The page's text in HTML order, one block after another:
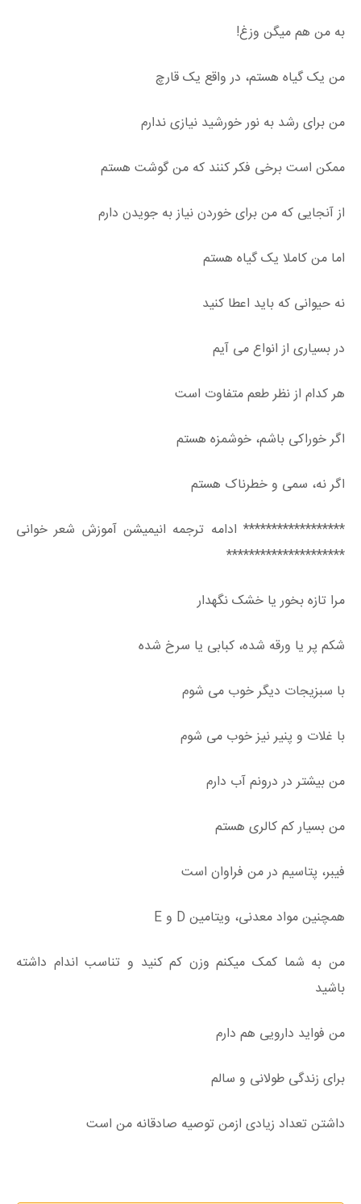
به من هم میگن وزغ!
من یک گیاه هستم، در واقع یک قارچ
من برای رشد به نور خورشید نیازی ندارم
ممکن است برخی فکر کنند که من گوشت هستم
از آنجایی که من برای خوردن نیاز به جویدن دارم
اما من کاملا یک گیاه هستم
نه حیوانی که باید اعطا کنید
در بسیاری از انواع می آیم
هر کدام از نظر طعم متفاوت است
اگر خوراکی باشم، خوشمزه هستم
اگر نه، سمی و خطرناک هستم
****************** ادامه ترجمه انیمیشن آموزش شعر خوانی
*********************
مرا تازه بخور یا خشک نگهدار
شکم پر یا ورقه شده، کبابی یا سرخ شده
با سبزیجات دیگر خوب می شوم
با غلات و پنیر نیز خوب می شوم
من بیشتر در درونم آب دارم
من بسیار کم کالری هستم
فیبر، پتاسیم در من فراوان است
همچنین مواد معدنی، ویتامین D و E
من به شما کمک میکنم وزن کم کنید و تناسب اندام داشته
باشید
من فواید دارویی هم دارم
برای زندگی طولانی و سالم
داشتن تعداد زیادی ازمن توصیه صادقانه من است